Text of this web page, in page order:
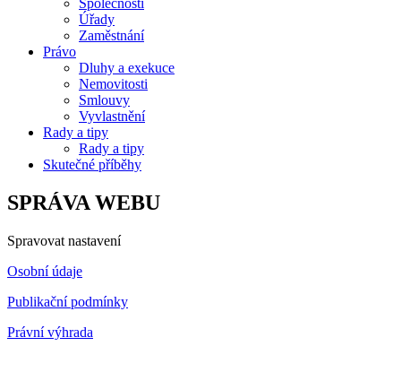
Úřady
Zaměstnání
Právo
Dluhy a exekuce
Nemovitosti
Smlouvy
Vyvlastnění
Rady a tipy
Rady a tipy
Skutečné příběhy
SPRÁVA WEBU
Spravovat nastavení
Osobní údaje
Publikační podmínky
Právní výhrada